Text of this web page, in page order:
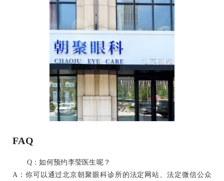
FAQ
Q：如何预约李莹医生呢？
A：你可以通过北京朝聚眼科诊所的法定网站、法定微信公众